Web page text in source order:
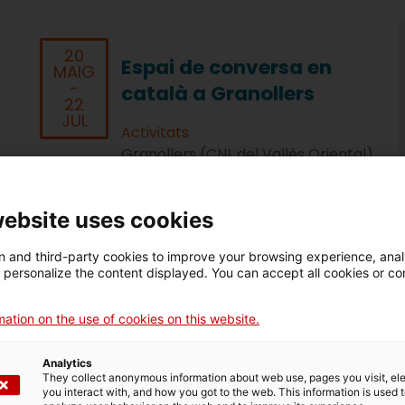
20
MAIG
-
22
JUL
Espai de conversa en
català a Granollers
Activitats
Granollers (CNL del Vallès Oriental)
uses cookies
and third-party cookies to improve your browsing experience,
the content displayed. You can accept all cookies or
on the use of cookies on this website.
Analytics
They collect anonymous information about web use, pages you visit,
you interact with, and how you got to the web. This information is used